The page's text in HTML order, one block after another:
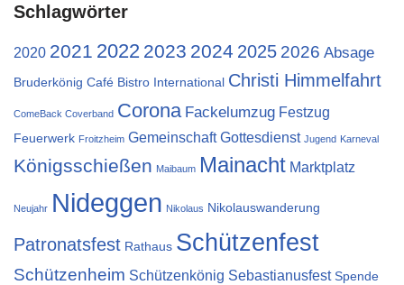
Schlagwörter
2020 2021 2022 2023 2024 2025 2026 Absage
Bruderkönig Café Bistro International Christi Himmelfahrt
ComeBack Coverband Corona Fackelumzug Festzug
Feuerwerk Froitzheim Gemeinschaft Gottesdienst Jugend Karneval
Königsschießen Maibaum Mainacht Marktplatz
Neujahr Nideggen Nikolaus Nikolauswanderung
Patronatsfest Rathaus Schützenfest
Schützenheim Schützenkönig Sebastianusfest Spende